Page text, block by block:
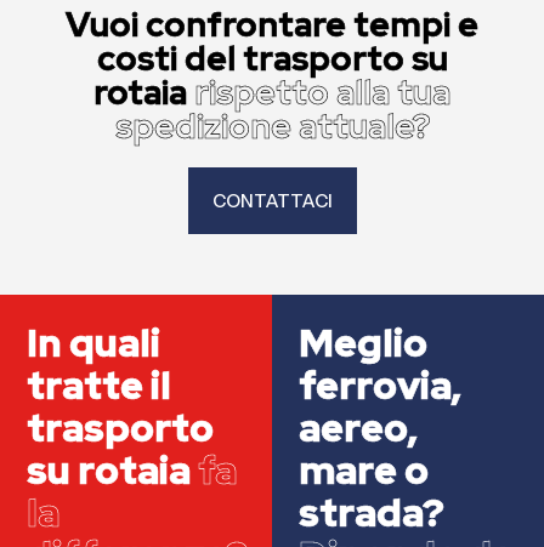
Vuoi confrontare tempi e
costi del trasporto su
rotaiarispetto alla tua
spedizione attuale?
CONTATTACI
In quali
tratte il
trasporto
su rotaiafa
la
Meglio
ferrovia,
aereo,
mare o
strada?